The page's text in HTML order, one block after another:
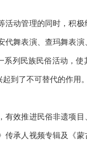
管理的同时，积极
舞表演、查玛舞表
列民族民俗活动，
到了不可替代的作用。
效推进民俗非遗项目
承人视频专辑及《